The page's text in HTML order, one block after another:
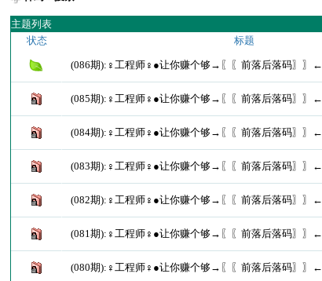
主题列表
状态
标题
(086期):♀工程师♀●让你赚个够→〖〖前落后落码〗〗←
(085期):♀工程师♀●让你赚个够→〖〖前落后落码〗〗←
(084期):♀工程师♀●让你赚个够→〖〖前落后落码〗〗←
(083期):♀工程师♀●让你赚个够→〖〖前落后落码〗〗←
(082期):♀工程师♀●让你赚个够→〖〖前落后落码〗〗←
(081期):♀工程师♀●让你赚个够→〖〖前落后落码〗〗←
(080期):♀工程师♀●让你赚个够→〖〖前落后落码〗〗←